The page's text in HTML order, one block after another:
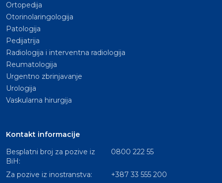
Ortopedija
Otorinolaringologija
Patologija
Pedijatrija
Radiologija i interventna radiologija
Reumatologija
Urgentno zbrinjavanje
Urologija
Vaskularna hirurgija
Kontakt informacije
Besplatni broj za pozive iz
BiH:
0800 222 55
Za pozive iz inostranstva:
+387 33 555 200